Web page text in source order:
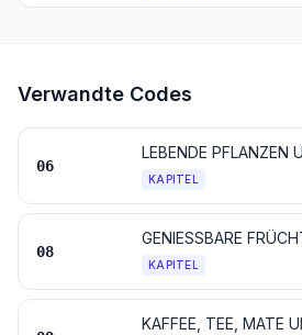
Verwandte Codes
06
KAPITEL
08
KAPITEL
KAFFEE, TEE, MATE